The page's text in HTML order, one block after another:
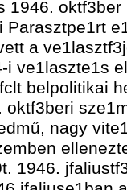
1946.
Parasztpe1rt
a
ve1laszte1s
belpolitikai
nagy
1946.